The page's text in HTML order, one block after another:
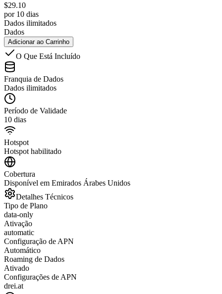
$29.10
por 10 dias
Dados ilimitados
Dados
Adicionar ao Carrinho
O Que Está Incluído
Franquia de Dados
Dados ilimitados
Período de Validade
10 dias
Hotspot
Hotspot habilitado
Cobertura
Disponível em Emirados Árabes Unidos
Detalhes Técnicos
Tipo de Plano
data-only
Ativação
automatic
Configuração de APN
Automático
Roaming de Dados
Ativado
Configurações de APN
drei.at